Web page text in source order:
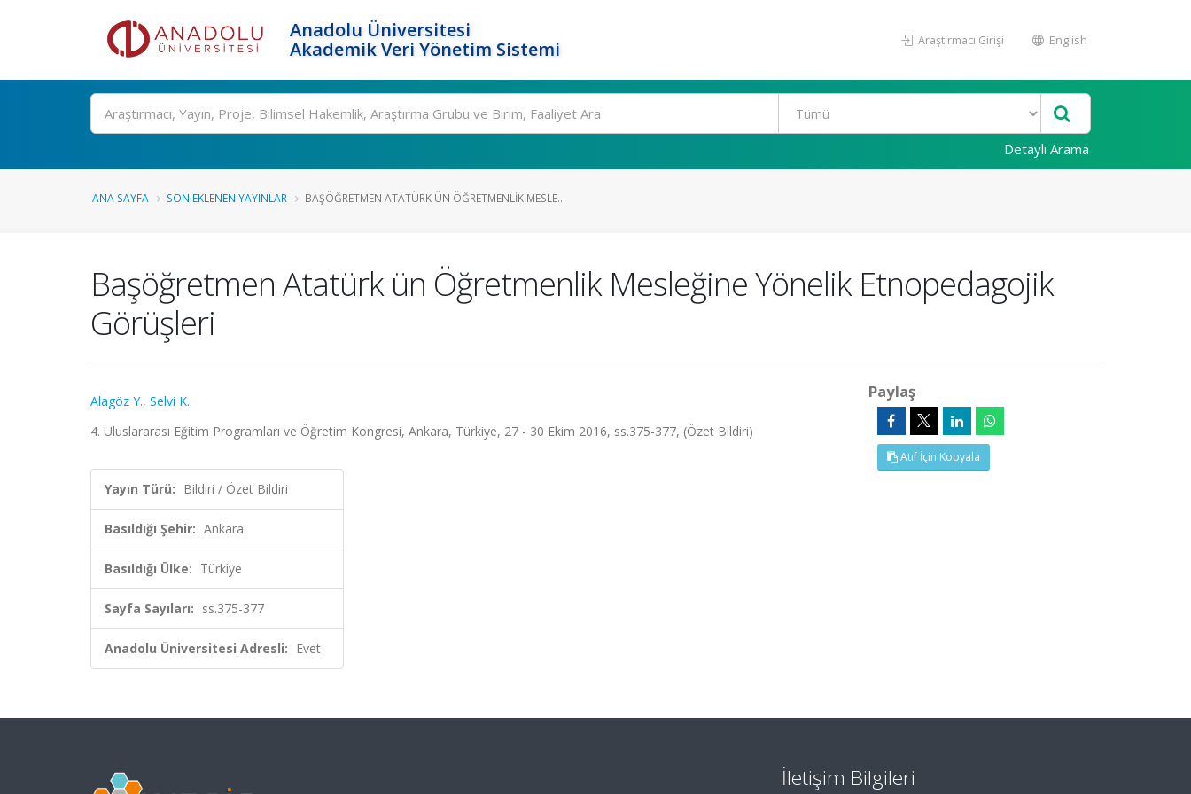
Anadolu Üniversitesi
Akademik Veri Yönetim Sistemi
Araştırmacı Girişi English
Ara
Detaylı Arama
ANA SAYFA SON EKLENEN YAYINLAR BAŞÖĞRETMEN ATATÜRK ÜN ÖĞRETMENLIK MESLE...
Başöğretmen Atatürk ün Öğretmenlik Mesleğine Yönelik Etnopedagojik
Görüşleri
Alagöz Y., Selvi K.
4. Uluslararası Eğitim Programları ve Öğretim Kongresi, Ankara, Türkiye, 27 - 30 Ekim 2016, ss.375-377, (Özet Bildiri)
Yayın Türü: Bildiri / Özet Bildiri
Basıldığı Şehir: Ankara
Basıldığı Ülke: Türkiye
Sayfa Sayıları: ss.375-377
Anadolu Üniversitesi Adresli: Evet
Paylaş
Atıf İçin Kopyala
İletişim Bilgileri